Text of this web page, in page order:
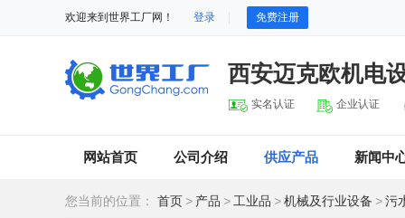
欢迎来到世界工厂网！ 登录 免费注册
西安迈克欧机电
实名认证 企业认证
网站首页 公司介绍 供应产品 新闻中
您当前的位置： 首页 > 产品 > 工业品 >机械及行业设备 >污